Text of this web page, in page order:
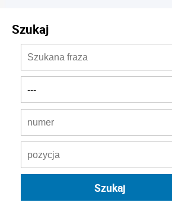
Szukaj